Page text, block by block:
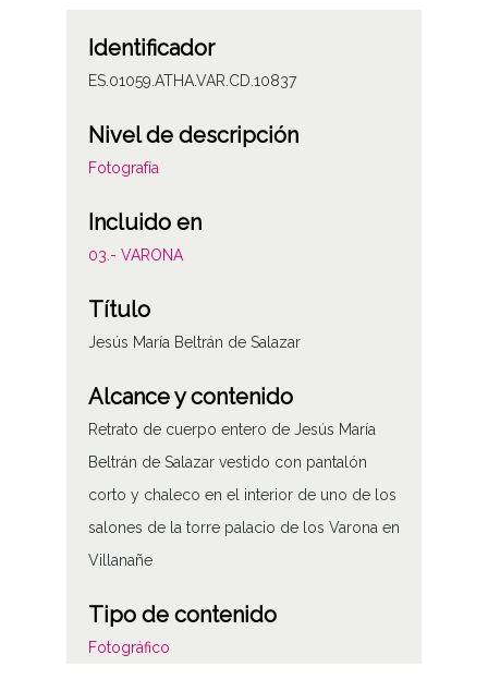
Identificador
ES.01059.ATHA.VAR.CD.10837
Nivel de descripción
Fotografía
Incluido en
03.- VARONA
Título
Jesús María Beltrán de Salazar
Alcance y contenido
Retrato de cuerpo entero de Jesús María
Beltrán de Salazar vestido con pantalón
corto y chaleco en el interior de uno de los
salones de la torre palacio de los Varona en
Villanañe
Tipo de contenido
Fotográfico